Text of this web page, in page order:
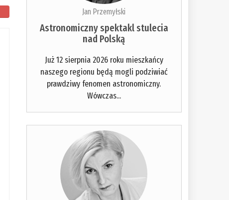
Jan Przemyłski
Astronomiczny spektakl stulecia
nad Polską
Już 12 sierpnia 2026 roku mieszkańcy
naszego regionu będą mogli podziwiać
prawdziwy fenomen astronomiczny.
Wówczas...